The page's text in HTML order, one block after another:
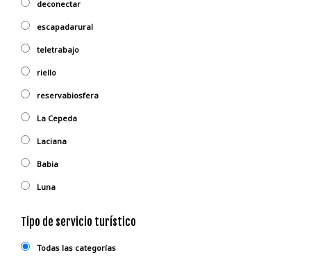
deconectar
escapadarural
teletrabajo
riello
reservabiosfera
La Cepeda
Laciana
Babia
Luna
Tipo de servicio turístico
Todas las categorías